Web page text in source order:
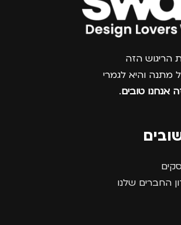
צרפו אותי למועדון
הריגוש הזה
והיא לגמרי
אנחנו טובים.
החברים שלנו